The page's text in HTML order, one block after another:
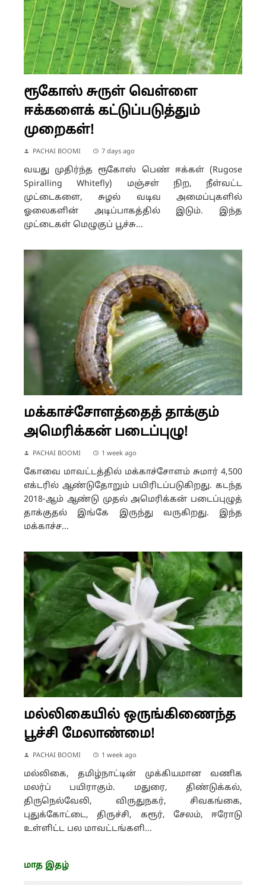
ரூகோஸ் சுருள் வெள்ளை
ஈக்களைக் கட்டுப்படுத்தும்
முறைகள்!
PACHAI BOOMI 7 days ago
வயது முதிர்ந்த ரூகோஸ் பெண் ஈக்கள் (Rugose
Spiralling Whitefly) மஞ்சள் நிற, நீள்வட்ட
முட்டைகளை, சுழல் வடிவ அமைப்புகளில்
ஓலைகளின் அடிப்பாகத்தில் இடும். இந்த
முட்டைகள் மெழுகுப் பூச்சு...
மக்காச்சோளத்தைத் தாக்கும்
அமெரிக்கன் படைப்புழு!
PACHAI BOOMI 1 week ago
கோவை மாவட்டத்தில் மக்காச்சோளம் சுமார் 4,500
எக்டரில் ஆண்டுதோறும் பயிரிடப்படுகிறது. கடந்த
2018-ஆம் ஆண்டு முதல் அமெரிக்கன் படைப்புழுத்
தாக்குதல் இங்கே இருந்து வருகிறது. இந்த
மக்காச்ச...
மல்லிகையில் ஒருங்கிணைந்த
பூச்சி மேலாண்மை!
PACHAI BOOMI 1 week ago
மல்லிகை, தமிழ்நாட்டின் முக்கியமான வணிக
மலர்ப் பயிராகும். மதுரை, திண்டுக்கல்,
திருநெல்வேலி, விருதுநகர், சிவகங்கை,
புதுக்கோட்டை, திருச்சி, கரூர், சேலம், ஈரோடு
உள்ளிட்ட பல மாவட்டங்களி...
மாத இதழ்